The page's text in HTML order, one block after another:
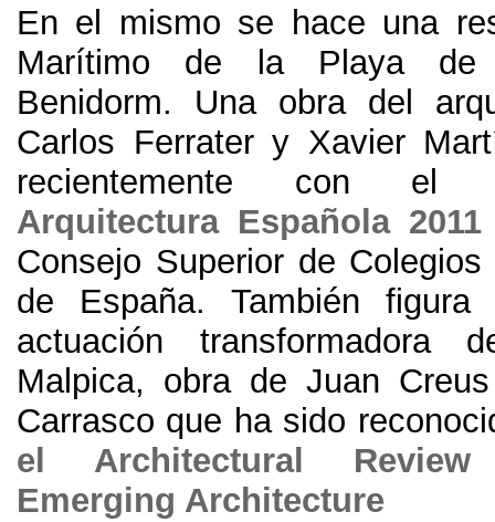
En el mismo se hace una
Marítimo de la Playa de
Benidorm. Una obra del
Carlos Ferrater y Xavier
recientemente con el
Arquitectura Española2011
Consejo Superior de
de España. También figura
actuación transformadora
Malpica, obra de Juan
Carrasco que ha sido
el Architectural
Emerging Architecture